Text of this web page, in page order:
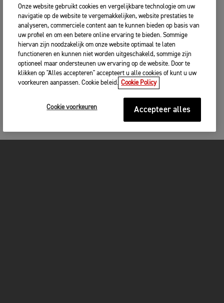
Onze website gebruikt cookies en vergelijkbare technologie om uw
navigatie op de website te vergemakkelijken, website prestaties te
analyseren, commerciele content aan te kunnen bieden op basis van
uw profiel en om een betere online ervaring te bieden. Sommige
hiervan zijn noodzakelijk om onze website optimaal te laten
functioneren en kunnen niet worden uitgeschakeld, sommige zijn
optioneel maar ondersteunen uw ervaring op de website. Door te
klikken op "Alles accepteren" accepteert u alle cookies of kunt u uw
voorkeuren aanpassen. Cookie beleid. Cookie Policy
Cookie voorkeuren Accepteer alles